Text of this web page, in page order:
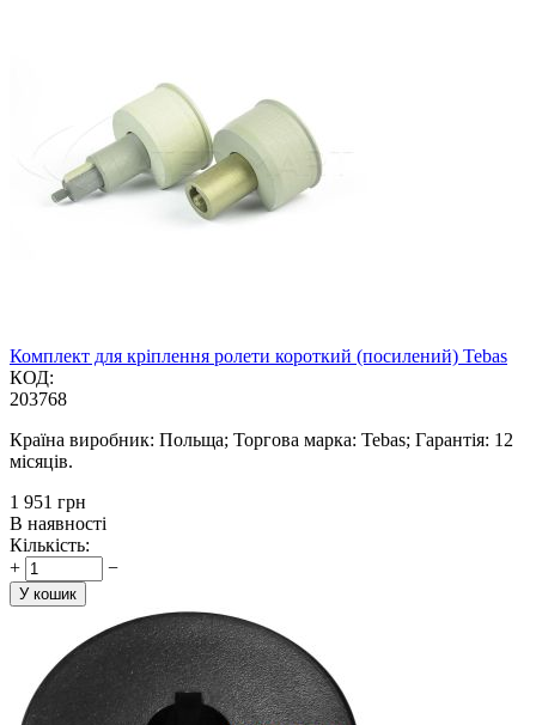
Комплект для кріплення ролети короткий (посилений) Tebas
КОД:
203768
Країна виробник: Польща; Торгова марка: Tebas; Гарантія: 12
місяців.
‍1 951‍ грн
В наявності
Кількість:
+
−
У кошик